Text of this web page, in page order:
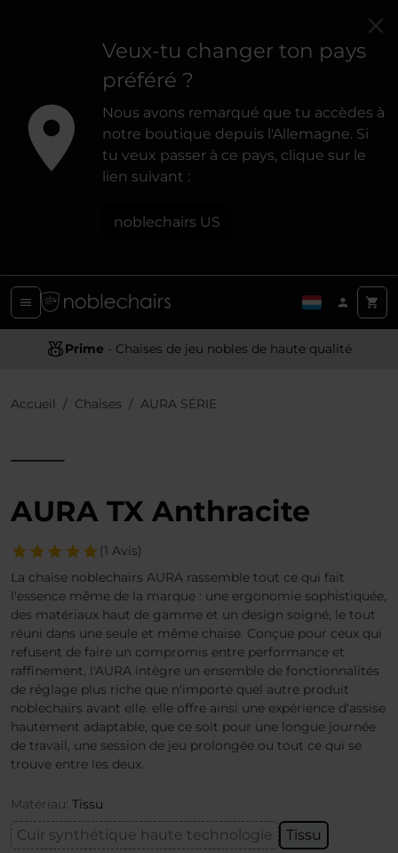
Veux-tu changer ton pays
préféré ?
Nous avons remarqué que tu accèdes à
notre boutique depuis l'Allemagne. Si
tu veux passer à ce pays, clique sur le
lien suivant :
noblechairs US
Prime - Chaises de jeu nobles de haute qualité
Conception Ergonomique- Offrir un soutien et un confort optimaux
Accueil Chaises AURA SÉRIE
AURA TX Anthracite
(1 Avis)
La chaise noblechairs AURA rassemble tout ce qui fait
l'essence même de la marque : une ergonomie sophistiquée,
des matériaux haut de gamme et un design soigné, le tout
réuni dans une seule et même chaise. Conçue pour ceux qui
refusent de faire un compromis entre performance et
raffinement, l'AURA intègre un ensemble de fonctionnalités
de réglage plus riche que n'importe quel autre produit
noblechairs avant elle. elle offre ainsi une expérience d'assise
hautement adaptable, que ce soit pour une longue journée
de travail, une session de jeu prolongée ou tout ce qui se
trouve entre les deux.
Matériau: Tissu
Cuir synthétique haute technologie Tissu